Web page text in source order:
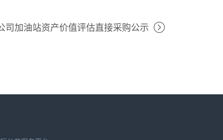
司加油站资产价值评估直接采购公示